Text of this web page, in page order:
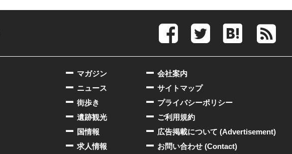
会社案内
サイトマップ
プライバシーポリシー
ご利用規約
広告掲載について (Advertisement)
お問い合わせ (Contact)
マガジン
ニュース
街歩き
遺跡観光
国情報
求人情報